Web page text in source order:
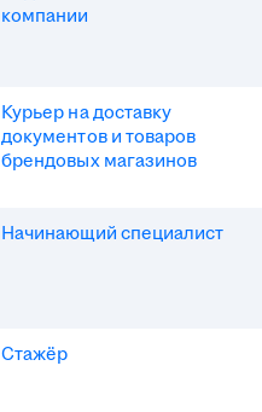
компании
Курьер на доставку
документов и товаров
брендовых магазинов
Начинающий специалист
Стажёр